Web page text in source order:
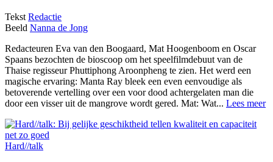
Tekst Redactie
Beeld Nanna de Jong
Redacteuren Eva van den Boogaard, Mat Hoogenboom en Oscar
Spaans bezochten de bioscoop om het speelfilmdebuut van de
Thaise regisseur Phuttiphong Aroonpheng te zien. Het werd een
magische ervaring: Manta Ray bleek een even eenvoudige als
betoverende vertelling over een voor dood achtergelaten man die
door een visser uit de mangrove wordt gered. Mat: Wat... Lees meer
Hard//talk